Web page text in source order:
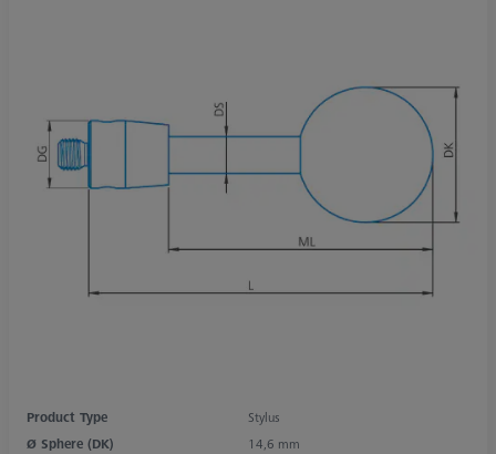
Product Type
Stylus
Ø Sphere (DK)
14,6 mm